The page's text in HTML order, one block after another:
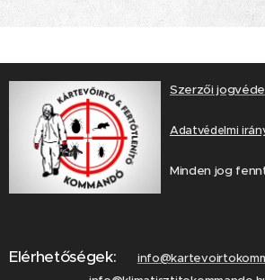
Szerzői
Adatvédelmi
Minden jog
Elérhetőségek: